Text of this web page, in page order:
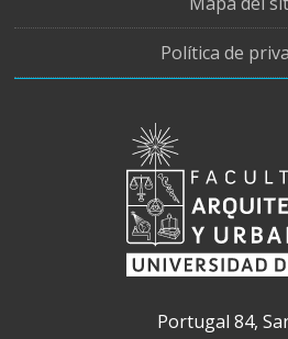
Política de
Portugal 84,